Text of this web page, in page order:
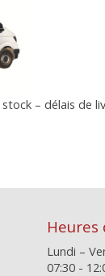
– délais de
Heures
Lundi –
07:30 -